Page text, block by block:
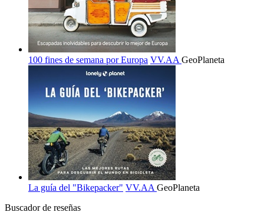
100 fines de semana por Europa VV.AA GeoPlaneta
La guía del "Bikepacker" VV.AA GeoPlaneta
Buscador de reseñas